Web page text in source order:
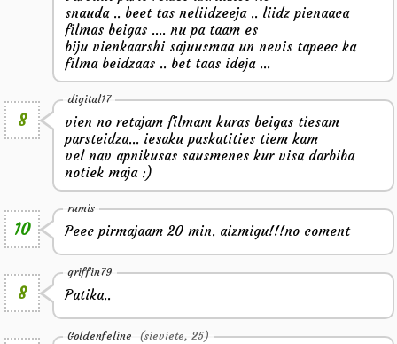
snauda .. beet tas neliidzeeja .. liidz pienaaca
filmas beigas .... nu pa taam es
biju vienkaarshi sajuusmaa un nevis tapeec ka
filma beidzaas .. bet taas ideja ...
8
digital17
vien no retajam filmam kuras beigas tiesam
parsteidza... iesaku paskatities tiem kam
vel nav apnikusas sausmenes kur visa darbiba
notiek maja :)
10
rumis
Peec pirmajaam 20 min. aizmigu!!!no coment
8
griffin79
Patika..
Goldenfeline (sieviete, 25)